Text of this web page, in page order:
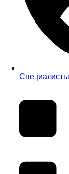
Специалисты